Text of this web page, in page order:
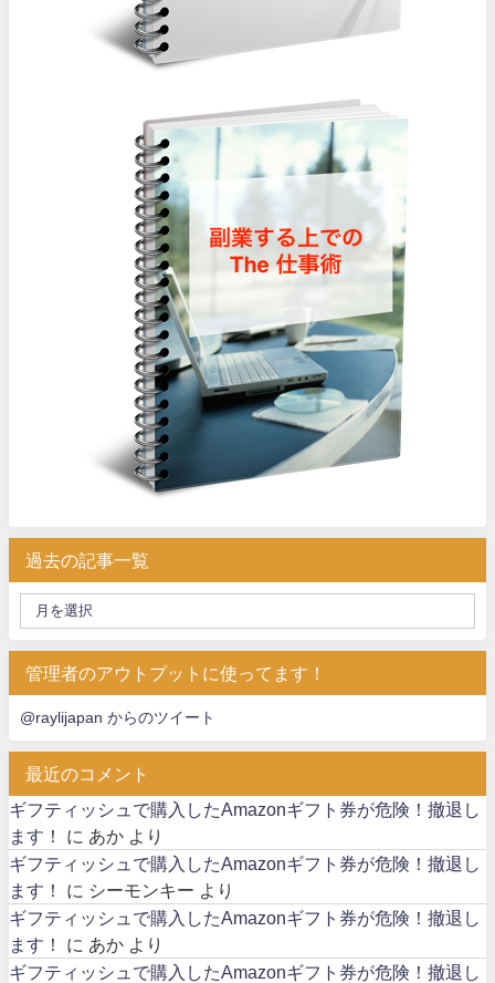
過去の記事一覧
管理者のアウトプットに使ってます！
@raylijapan からのツイート
最近のコメント
ギフティッシュで購入したAmazonギフト券が危険！撤退し
ます！
に あか より
ギフティッシュで購入したAmazonギフト券が危険！撤退し
ます！
に シーモンキー より
ギフティッシュで購入したAmazonギフト券が危険！撤退し
ます！
に あか より
ギフティッシュで購入したAmazonギフト券が危険！撤退し